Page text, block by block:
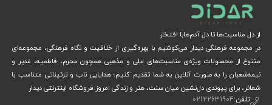
از دل مناسبت‌ها تا دل آدم‌هابا افتخار
در مجموعه فرهنگی دیدار می‌کوشیم با بهره‌گیری از خلاقیت و نگاه فرهنگی، مجموعه‌ای
متنوع از محصولات ویژه‌ی مناسبت‌های ملی و مذهبی همچون محرم، فاطمیه، غدیر و
نیمه‌شعبان را به صورت آنلاین به شما تقدیم کنیم؛ هدایایی ناب و تزئیناتی متناسب با
شعائر، برای پیوندی دل‌نشین میان سنت، هنر و زندگی امروز.فروشگاه اینترنتی دیدار
تلفن:02122631904